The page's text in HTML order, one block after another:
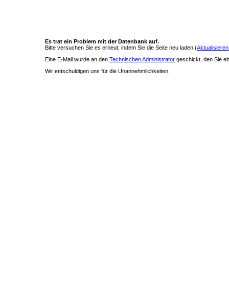
Es trat ein Problem mit der Datenbank auf.
Bitte versuchen Sie es erneut, indem Sie die Seite neu laden (
Eine E-Mail wurde an den Technischen Administrator geschickt, den Sie
Wir entschuldigen uns für die Unannehmlichkeiten.